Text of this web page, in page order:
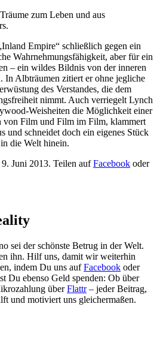
zum Leben und aus
Empire“ schließlich gegen ein
Wahrnehmungsfähigkeit, aber für ein
– ein wildes Bildnis von der inneren
In Albträumen zitiert er ohne jegliche
des Verstandes, die dem
nimmt. Auch verriegelt Lynch
Weisheiten die Möglichkeit einer
von Film und Film im Film, klammert
und schneidet doch ein eigenes Stück
die Welt hinein.
9. Juni 2013. Teilen aufFacebook oder
sei der schönste Betrug in der Welt.
ihn. Hilf uns, damit wir weiterhin
indem Du uns aufFacebook oder
Du ebenso Geld spenden: Ob über
überFlattr– jeder Beitrag,
und motiviert uns gleichermaßen.